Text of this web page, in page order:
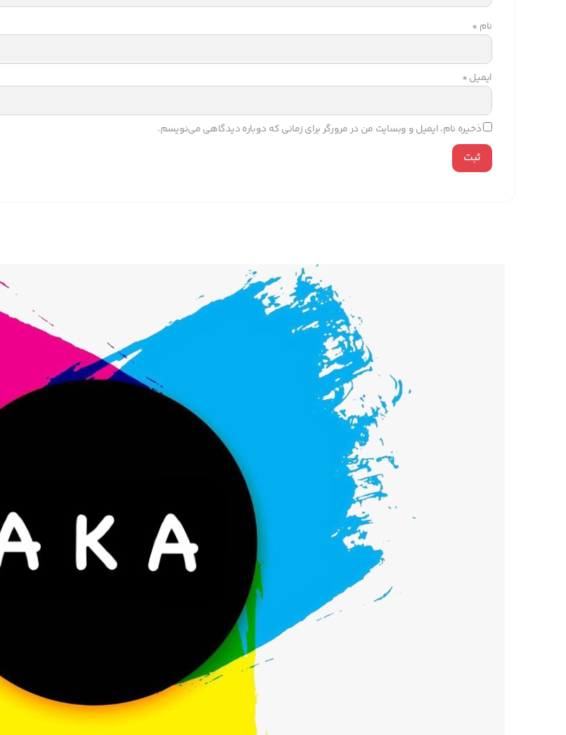
نام *
ایمیل*
ذخیره نام، ایمیل و وبسایت من در مرورگر برای زمانی که دوباره دیدگاهی می‌نویسم.